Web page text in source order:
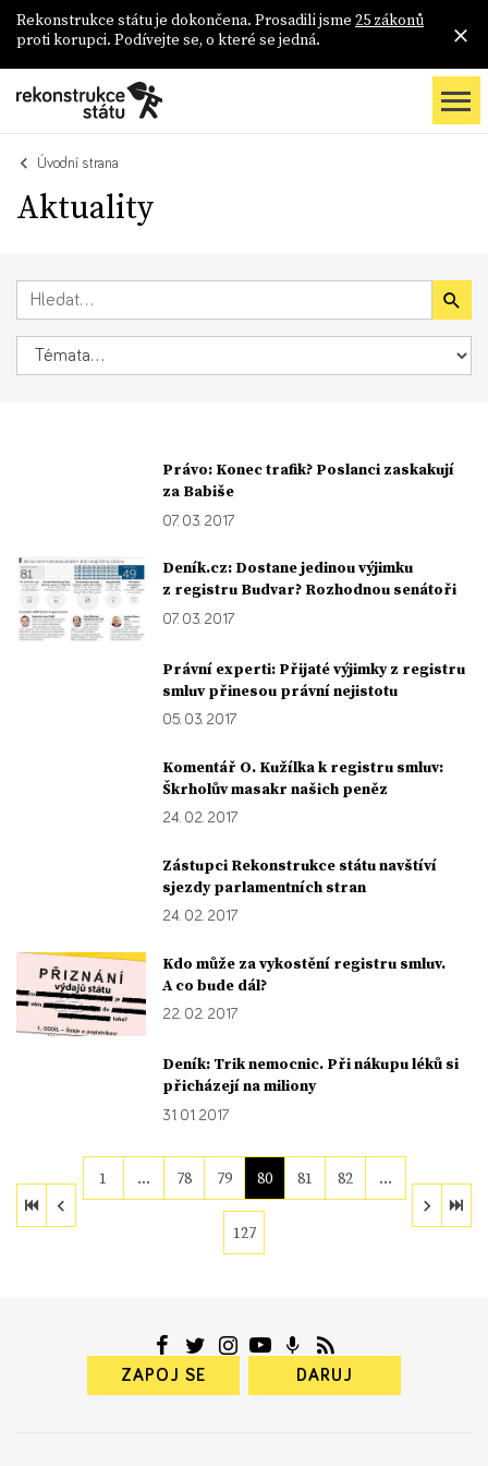
Rekonstrukce státu je dokončena. Prosadili jsme 25 zákonů
proti korupci. Podívejte se, o které se jedná.
Úvodní strana
Aktuality
Právo: Konec trafik? Poslanci zaskakují
za Babiše
07. 03. 2017
Deník.cz: Dostane jedinou výjimku
z registru Budvar? Rozhodnou senátoři
07. 03. 2017
Právní experti: Přijaté výjimky z registru
smluv přinesou právní nejistotu
05. 03. 2017
Komentář O. Kužílka k registru smluv:
Škrholův masakr našich peněz
24. 02. 2017
Zástupci Rekonstrukce státu navštíví
sjezdy parlamentních stran
24. 02. 2017
Kdo může za vykostění registru smluv.
A co bude dál?
22. 02. 2017
Deník: Trik nemocnic. Při nákupu léků si
přicházejí na miliony
31. 01. 2017
1 … 78 79 80 81 82 …
127
ZAPOJ SE DARUJ